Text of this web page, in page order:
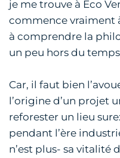
je me trouve à Eco
commence vraiment
à comprendre la
un peu hors du
Car, il faut bien
l’origine d’un projet
reforester un lieu
pendant l’ère
n’est plus- sa vitalité